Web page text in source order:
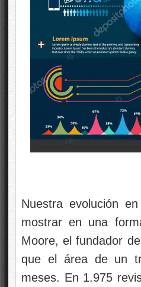
Nuestra evolución
mostrar en una
Moore, el fundador
que el área de un
meses. En 1.975